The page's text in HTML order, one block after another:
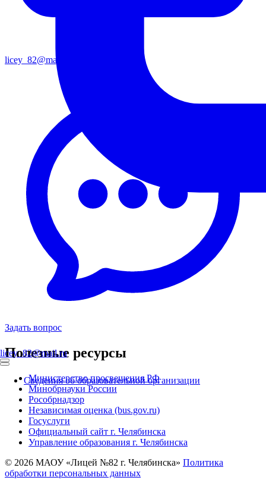
licey_82@mail.ru
Сведения об образовательной организации
licey_82@mail.ru
Задать вопрос
Полезные ресурсы
Министерство просвещения РФ
Минобрнауки России
Рособрнадзор
Независимая оценка (bus.gov.ru)
Госуслуги
Официальный сайт г. Челябинска
Управление образования г. Челябинска
© 2026 МАОУ «Лицей №82 г. Челябинска» Политика
обработки персональных данных